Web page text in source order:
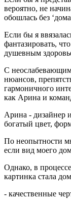
вероятно, не
обошлась без
Если бы я
фантазировать,
душевным
С неослабевающим
нюансов,
гармоничного
как Арина и
Арина - дизайнер
богатый цвет,
По неопытности
если вид моего
Однако, в
картинка стала
- качественные